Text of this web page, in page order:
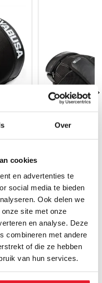
Over
cookies
en advertenties te
social media te bieden
Ook delen we
site met onze
en analyse. Deze
combineren met andere
of die ze hebben
van hun services.
SALE